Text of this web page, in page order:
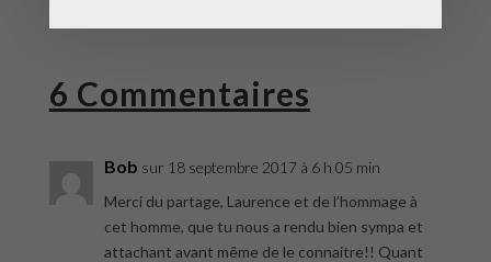
6 Commentaires
Bob sur 18 septembre 2017 à 6 h 05 min
Merci du partage, Laurence et de l’hommage à
cet homme, que tu nous a rendu bien sympa et
attachant avant même de le connaitre!! Quant